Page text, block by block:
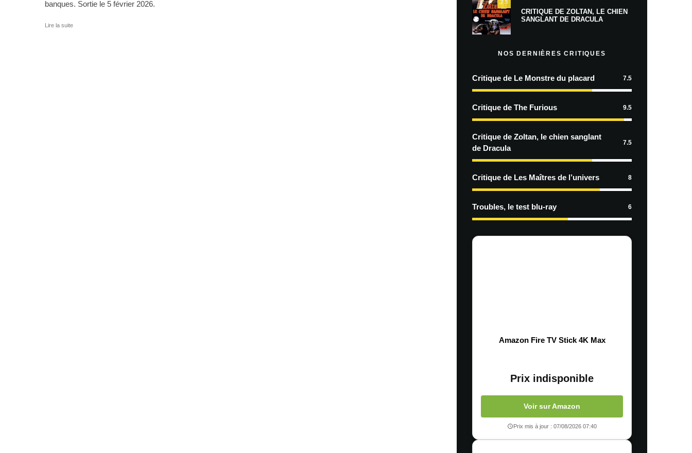
banques. Sortie le 5 février 2026.
Lire la suite
7.5
CRITIQUE DE ZOLTAN, LE CHIEN
SANGLANT DE DRACULA
NOS DERNIÈRES CRITIQUES
Critique de Le Monstre du placard 7.5
Critique de The Furious 9.5
Critique de Zoltan, le chien sanglant
de Dracula
7.5
Critique de Les Maîtres de l’univers 8
Troubles, le test blu-ray 6
Amazon Fire TV Stick 4K Max
Prix indisponible
Voir sur Amazon
Prix mis à jour : 07/08/2026 07:40